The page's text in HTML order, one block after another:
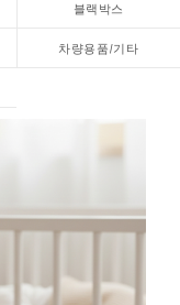
블랙박스
차량용품/기타